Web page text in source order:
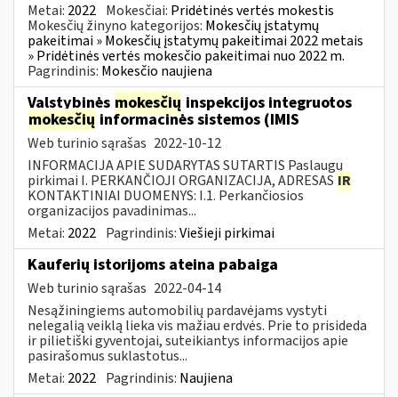
Metai: 2022 Mokesčiai: Pridėtinės vertės mokestis
Mokesčių žinyno kategorijos: Mokesčių įstatymų
pakeitimai » Mokesčių įstatymų pakeitimai 2022 metais
» Pridėtinės vertės mokesčio pakeitimai nuo 2022 m.
Pagrindinis: Mokesčio naujiena
Valstybinės mokesčių inspekcijos integruotos
mokesčių informacinės sistemos (IMIS
Web turinio sąrašas 2022-10-12
INFORMACIJA APIE SUDARYTAS SUTARTIS Paslaugų
pirkimai I. PERKANČIOJI ORGANIZACIJA, ADRESAS IR
KONTAKTINIAI DUOMENYS: I.1. Perkančiosios
organizacijos pavadinimas...
Metai: 2022 Pagrindinis:Viešieji pirkimai
Kauferių istorijoms ateina pabaiga
Web turinio sąrašas 2022-04-14
Nesąžiningiems automobilių pardavėjams vystyti
nelegalią veiklą lieka vis mažiau erdvės. Prie to prisideda
ir pilietiški gyventojai, suteikiantys informacijos apie
pasirašomus suklastotus...
Metai: 2022 Pagrindinis: Naujiena